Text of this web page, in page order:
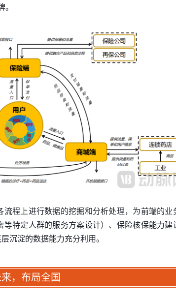
程上进行数据的挖掘和分析处理，为前端的业
特定人群的服务方案设计）、保险核保能力建
沉淀的数据能力充分利用。
，布局全国